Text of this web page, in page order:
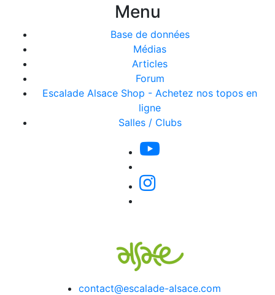
Menu
Base de données
Médias
Articles
Forum
Escalade Alsace Shop - Achetez nos topos en
ligne
Salles / Clubs
contact@escalade-alsace.com